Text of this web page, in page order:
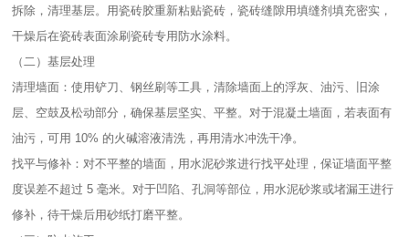
拆除，清理基层。用瓷砖胶重新粘贴瓷砖，瓷砖缝隙用填缝剂填充密实，
干燥后在瓷砖表面涂刷瓷砖专用防水涂料。​
（二）基层处理​
清理墙面：使用铲刀、钢丝刷等工具，清除墙面上的浮灰、油污、旧涂
层、空鼓及松动部分，确保基层坚实、平整。对于混凝土墙面，若表面有
油污，可用 10% 的火碱溶液清洗，再用清水冲洗干净。​
找平与修补：对不平整的墙面，用水泥砂浆进行找平处理，保证墙面平整
度误差不超过 5 毫米。对于凹陷、孔洞等部位，用水泥砂浆或堵漏王进行
修补，待干燥后用砂纸打磨平整。​